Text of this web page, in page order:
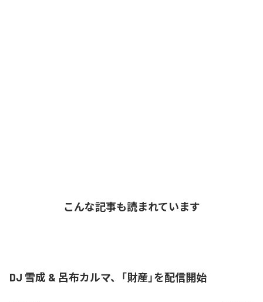
こんな記事も読まれています
DJ 雪成 & 呂布カルマ、「財産」を配信開始